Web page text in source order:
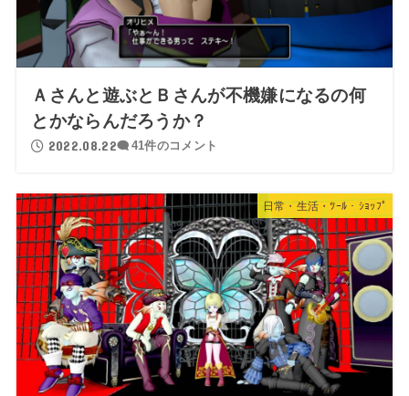
Ａさんと遊ぶとＢさんが不機嫌になるの何
とかならんだろうか？
2022.08.22 41件のコメント
日常・生活・ﾂｰﾙ・ｼｮｯﾌﾟ